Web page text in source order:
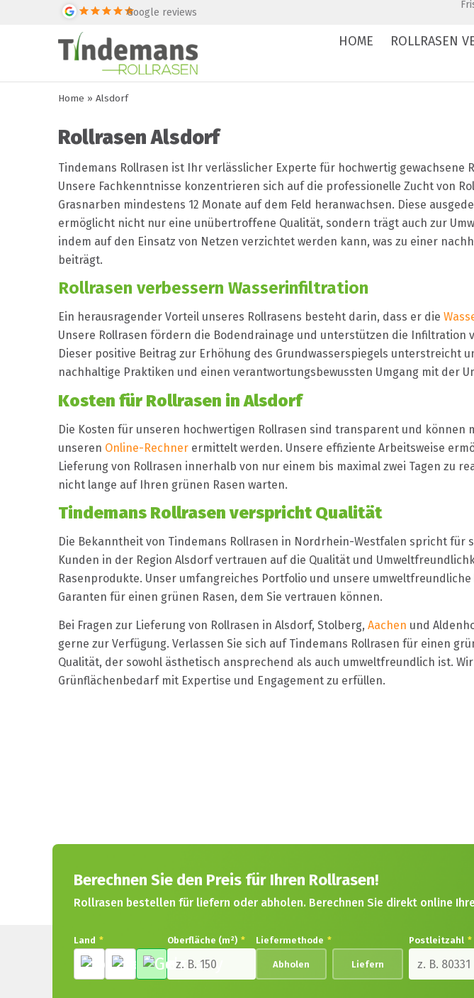
Google reviews
HOME ROLLRASEN
Home » Alsdorf
Rollrasen Alsdorf
Tindemans Rollrasen ist Ihr verlässlicher Experte für hochwertig gewachsene
Unsere Fachkenntnisse konzentrieren sich auf die professionelle Zucht von
Grasnarben mindestens 12 Monate auf dem Feld heranwachsen. Diese
ermöglicht nicht nur eine unübertroffene Qualität, sondern trägt auch zur
indem auf den Einsatz von Netzen verzichtet werden kann, was zu einer
beiträgt.
Rollrasen verbessern Wasserinfiltration
Ein herausragender Vorteil unseres Rollrasens besteht darin, dass er die
Unsere Rollrasen fördern die Bodendrainage und unterstützen die Infiltration
Dieser positive Beitrag zur Erhöhung des Grundwasserspiegels unterstreicht
nachhaltige Praktiken und einen verantwortungsbewussten Umgang mit der
Kosten für Rollrasen in Alsdorf
Die Kosten für unseren hochwertigen Rollrasen sind transparent und können
unseren Online-Rechner ermittelt werden. Unsere effiziente Arbeitsweise
Lieferung von Rollrasen innerhalb von nur einem bis maximal zwei Tagen zu
nicht lange auf Ihren grünen Rasen warten.
Tindemans Rollrasen verspricht Qualität
Die Bekanntheit von Tindemans Rollrasen in Nordrhein-Westfalen spricht für
Kunden in der Region Alsdorf vertrauen auf die Qualität und
Rasenprodukte. Unser umfangreiches Portfolio und unsere umweltfreundliche
Garanten für einen grünen Rasen, dem Sie vertrauen können.
Bei Fragen zur Lieferung von Rollrasen in Alsdorf, Stolberg, Aachen und
gerne zur Verfügung. Verlassen Sie sich auf Tindemans Rollrasen für einen
Qualität, der sowohl ästhetisch ansprechend als auch umweltfreundlich ist.
Grünflächenbedarf mit Expertise und Engagement zu erfüllen.
Berechnen Sie den Preis für Ihren Rollrasen!
Rollrasen bestellen für liefern oder abholen. Berechnen Sie direkt online
Land * Oberfläche (m²) * Liefermethode *
Abholen Liefern
Postleitzahl *